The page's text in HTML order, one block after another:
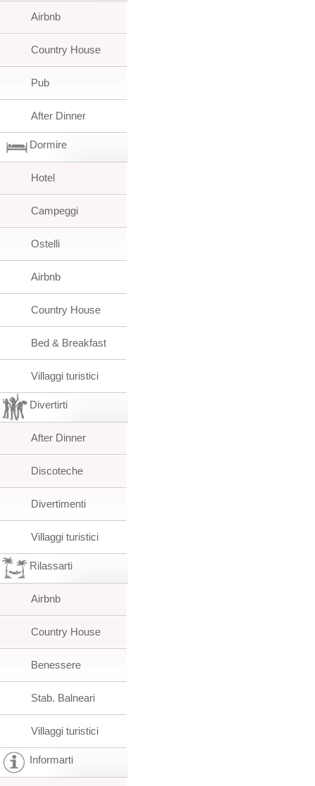
Airbnb
Country House
Pub
After Dinner
Dormire
Hotel
Campeggi
Ostelli
Airbnb
Country House
Bed & Breakfast
Villaggi turistici
Divertirti
After Dinner
Discoteche
Divertimenti
Villaggi turistici
Rilassarti
Airbnb
Country House
Benessere
Stab. Balneari
Villaggi turistici
Informarti